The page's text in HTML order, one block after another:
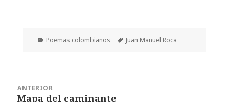
Categorías
Poemas colombianos Etiquetas
Juan Manuel Roca
ANTERIOR
Entrada
Mapa del caminante